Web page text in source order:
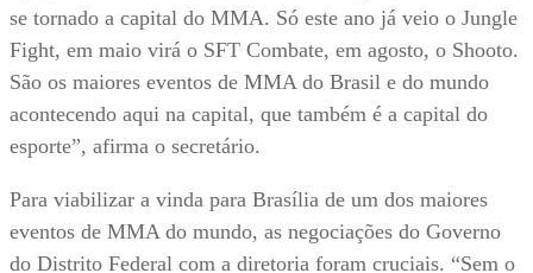
se tornado a capital do MMA. Só este ano já veio o Jungle
Fight, em maio virá o SFT Combate, em agosto, o Shooto.
São os maiores eventos de MMA do Brasil e do mundo
acontecendo aqui na capital, que também é a capital do
esporte”, afirma o secretário.
Para viabilizar a vinda para Brasília de um dos maiores
eventos de MMA do mundo, as negociações do Governo
do Distrito Federal com a diretoria foram cruciais. “Sem o